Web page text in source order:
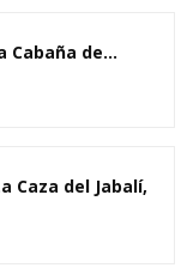
Cabaña de...
Caza del Jabalí,